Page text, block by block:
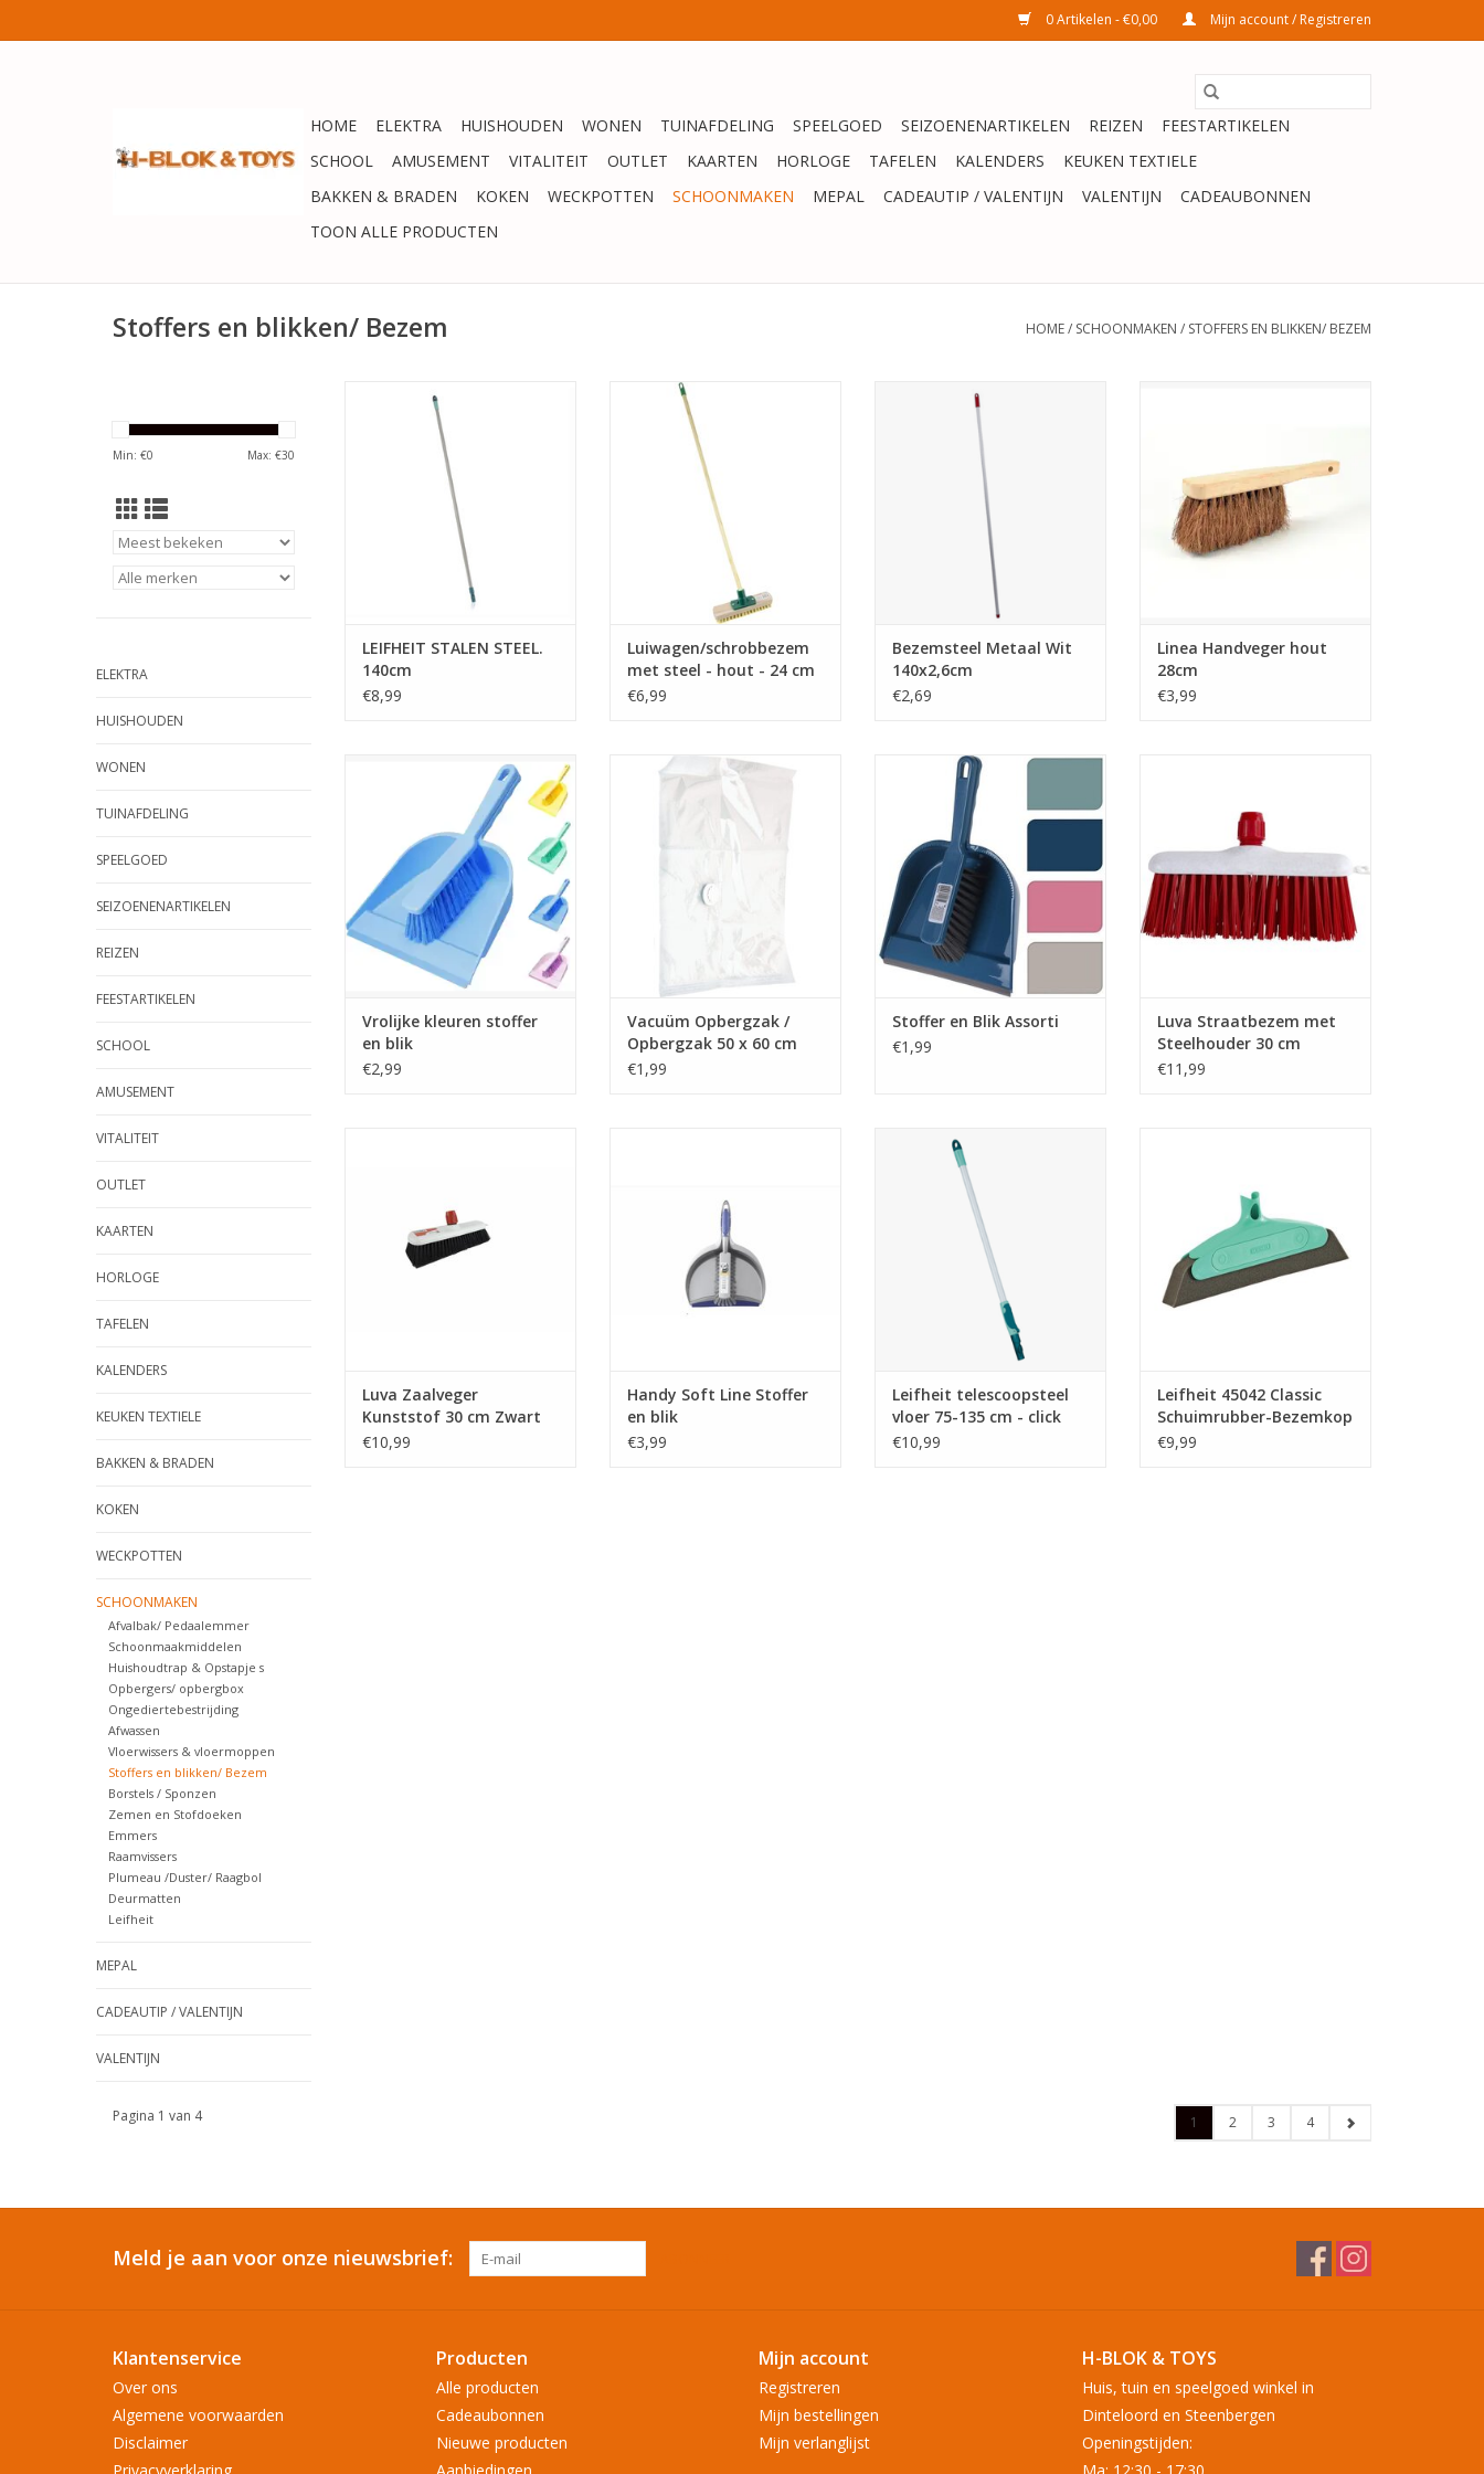
0 Artikelen - €0,00 Mijn account / Registreren
HOME ELEKTRA HUISHOUDEN WONEN TUINAFDELING SPEELGOED SEIZOENENARTIKELEN REIZEN
FEESTARTIKELEN
SCHOOL
AMUSEMENT VITALITEIT OUTLET KAARTEN HORLOGE TAFELEN KALENDERS
KEUKEN TEXTIELE
BAKKEN & BRADEN
KOKEN WECKPOTTEN SCHOONMAKEN MEPAL CADEAUTIP / VALENTIJN VALENTIJN
CADEAUBONNEN
TOON ALLE PRODUCTEN
Stoffers en blikken/ Bezem HOME/ SCHOONMAKEN / STOFFERS EN BLIKKEN/ BEZEM
Min: €0 Max: €30
ELEKTRA
HUISHOUDEN
WONEN
TUINAFDELING
SPEELGOED
SEIZOENENARTIKELEN
REIZEN
FEESTARTIKELEN
SCHOOL
AMUSEMENT
VITALITEIT
OUTLET
KAARTEN
HORLOGE
TAFELEN
KALENDERS
KEUKEN TEXTIELE
BAKKEN & BRADEN
KOKEN
WECKPOTTEN
SCHOONMAKEN
Afvalbak/ Pedaalemmer
Schoonmaakmiddelen
Huishoudtrap & Opstapje s
Opbergers/ opbergbox
Ongediertebestrijding
Afwassen
Vloerwissers & vloermoppen
Stoffers en blikken/ Bezem
Borstels / Sponzen
Zemen en Stofdoeken
Emmers
Raamvissers
Plumeau /Duster/ Raagbol
Deurmatten
Leifheit
MEPAL
CADEAUTIP / VALENTIJN
VALENTIJN
LEIFHEIT STALEN STEEL. 140cm
TOEVOEGEN AAN WINKELWAGEN
LEIFHEIT STALEN STEEL.
140cm
€8,99
Luiwagen/schrobbezem met
steel - hout - 24 cm
TOEVOEGEN AAN WINKELWAGEN
Luiwagen/schrobbezem
met steel - hout - 24 cm
€6,99
Bezemsteel Metaal Wit
140x2,6cm
Bezemsteel Metaal Wit
140x2,6cm
€2,69
Linea Handveger hout
28cm
€3,99
Vrolijke kleuren stoffer en blik
TOEVOEGEN AAN WINKELWAGEN
Vrolijke kleuren stoffer
en blik
€2,99
Vacuüm Opbergzak / Opbergzak
50 x 60 cm
TOEVOEGEN AAN WINKELWAGEN
Vacuüm Opbergzak /
Opbergzak 50 x 60 cm
€1,99
Stoffer en Blik Assorti
TOEVOEGEN AAN WINKELWAGEN
Stoffer en Blik Assorti
€1,99
Luva Straatbezem met
Steelhouder 30 cm
Rood/Wit
€11,99
Luva Zaalveger
Kunststof 30 cm Zwart
€10,99
Handy Soft Line Stoffer
en blik
€3,99
Leifheit telescoopsteel vloer 75-
135 cm - click system
Leifheit telescoopsteel
vloer 75-135 cm - click
system
€10,99
TOEVOEGEN AAN WINKELWAGEN
Leifheit 45042 Classic
Schuimrubber-Bezemkop
34 cm
€9,99
Pagina 1 van 4 1 2 3 4
Meld je aan voor onze nieuwsbrief:
Klantenservice
Over ons
Algemene voorwaarden
Disclaimer
Producten
Alle producten
Cadeaubonnen
Nieuwe producten
Mijn account
Registreren
Mijn bestellingen
Mijn verlanglijst
H-BLOK & TOYS
Huis, tuin en speelgoed winkel in
Dinteloord en Steenbergen
Openingstijden: